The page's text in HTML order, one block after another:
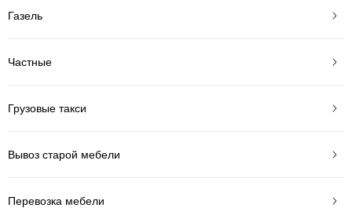
Газель
Частные
Грузовые такси
Вывоз старой мебели
Перевозка мебели